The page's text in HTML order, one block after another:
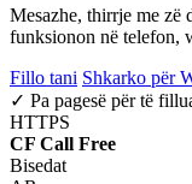
Mesazhe, thirrje me
funksionon në telefon,
Fillo tani Shkarko për
✓ Pa pagesë për të
HTTPS
CF Call Free
Bisedat